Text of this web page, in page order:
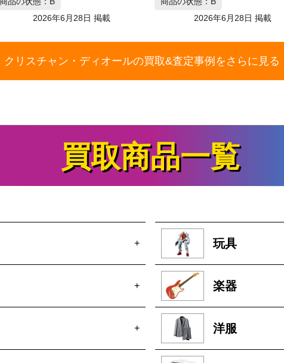
2026年6月28日 掲載
クリスチャン・ディオールの買取&査定事例をさらに見る
買取商品一覧
+
+
+
玩具
楽器
洋服